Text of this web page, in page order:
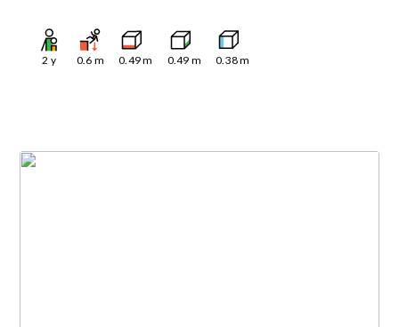
2 y 0.6 m 0.49m 0.49 m 0.38m